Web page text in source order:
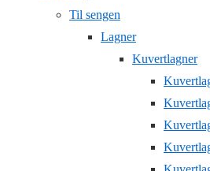
Til sengen
Lagner
Kuvertlagner